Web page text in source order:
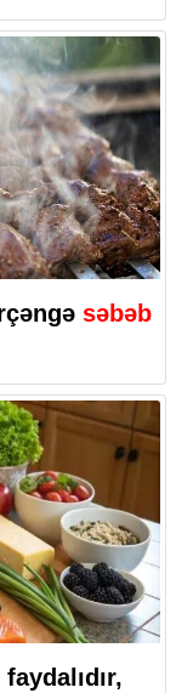
səbəb